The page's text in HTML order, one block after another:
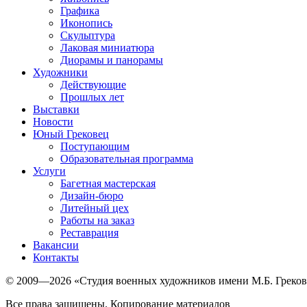
Графика
Иконопись
Скульптура
Лаковая миниатюра
Диорамы и панорамы
Художники
Действующие
Прошлых лет
Выставки
Новости
Юный Грековец
Поступающим
Образовательная программа
Услуги
Багетная мастерская
Дизайн-бюро
Литейный цех
Работы на заказ
Реставрация
Вакансии
Контакты
© 2009—2026 «Студия военных художников имени М.Б.
Все права защищены. Копирование материалов